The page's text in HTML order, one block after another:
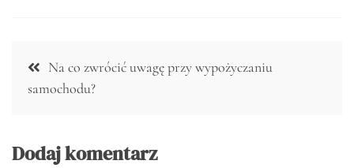
Nawigacja
wpisu
Na co zwrócić uwagę przy wypożyczaniu
samochodu?
Dodaj komentarz